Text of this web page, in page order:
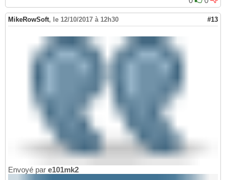
MikeRowSoft, le 12/10/2017 à 12h30 #13
Envoyé par e101mk2